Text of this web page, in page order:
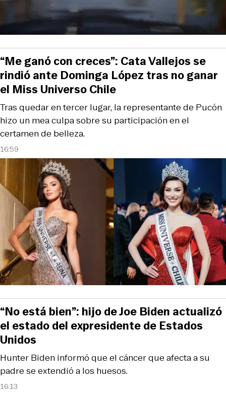
16:59
Tras quedar en tercer lugar, la representante de Pucón
hizo un mea culpa sobre su participación en el
certamen de belleza.
“Me ganó con creces”: Cata Vallejos se
rindió ante Dominga López tras no ganar
el Miss Universo Chile
16:13
Hunter Biden informó que el cáncer que afecta a su
padre se extendió a los huesos.
“No está bien”: hijo de Joe Biden actualizó
el estado del expresidente de Estados
Unidos